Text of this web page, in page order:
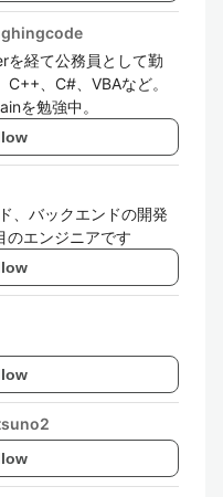
を経て公務員として勤
、C#、VBAなど。
を勉強中。
、バックエンドの開発
のエンジニアです